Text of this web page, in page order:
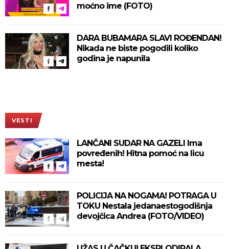
moćno ime (FOTO)
DARA BUBAMARA SLAVI ROĐENDAN!
Nikada ne biste pogodili koliko
godina je napunila
VESTI
LANČANI SUDAR NA GAZELI Ima
povređenih! Hitna pomoć na licu
mesta!
POLICIJA NA NOGAMA! POTRAGA U
TOKU Nestala jedanaestogodišnja
devojčica Andrea (FOTO/VIDEO)